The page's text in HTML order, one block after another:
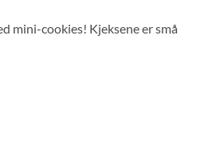
mini-cookies! Kjeksene er små